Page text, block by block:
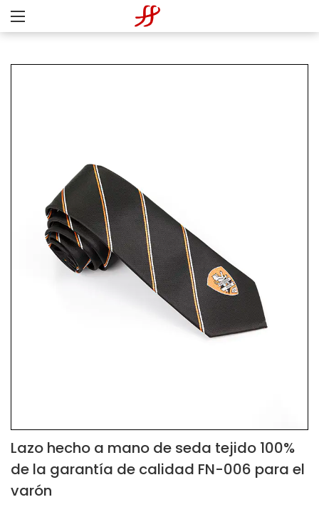
Lazo hecho a mano de seda tejido 100%
de la garantía de calidad FN-006 para el
varón